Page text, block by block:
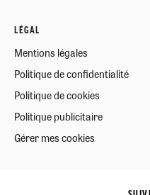
LÉGAL
Mentions légales
Politique de confidentialité
Politique de cookies
Politique publicitaire
Gérer mes cookies